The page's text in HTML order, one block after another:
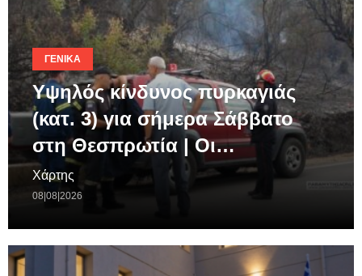
ΓΕΝΙΚΆ
Υψηλός κίνδυνος πυρκαγιάς
(κατ. 3) για σήμερα Σάββατο
στη Θεσπρωτία | Οι…
Χάρτης
08|08|2026